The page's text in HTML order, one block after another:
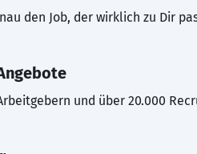
den Job, der wirklich zu Dir
und über 20.000